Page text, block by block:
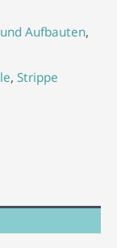
Aufbauten,
, Strippe